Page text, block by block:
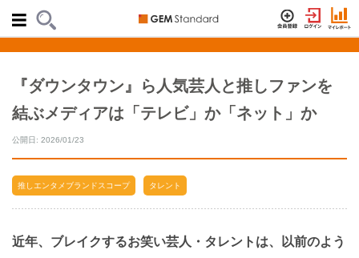
『ダウンタウン』ら人気芸人と推しファンを
結ぶメディアは「テレビ」か「ネット」か
公開日: 2026/01/23
推しエンタメブランドスコープ タレント
近年、ブレイクするお笑い芸人・タレントは、以前のよう